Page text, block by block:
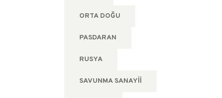
ORTA DOĞU
PASDARAN
RUSYA
SAVUNMA SANAYII